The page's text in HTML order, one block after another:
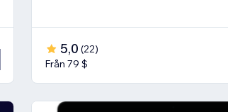
5,0 (22)
Från 79 $